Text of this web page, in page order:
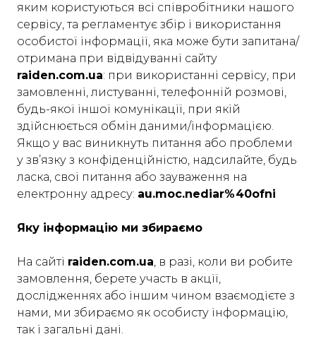
яким користуються всі співробітники нашого
сервісу, та регламентує збір і використання
особистої інформації, яка може бути запитана/
отримана при відвідуванні cайту
raiden.com.ua: при використанні сервісу, при
замовленні, листуванні, телефонній розмові,
будь-якої іншої комунікації, при якій
здійснюється обмін даними/інформацією.
Якщо у вас виникнуть питання або проблеми
у зв’язку з конфіденційністю, надсилайте, будь
ласка, свої питання або зауваження на
електронну адресу: au.moc.nediar%40ofni
Яку інформацію ми збираємо
На cайті raiden.com.ua, в разі, коли ви робите
замовлення, берете участь в акції,
дослідженнях або іншим чином взаємодієте з
нами, ми збираємо як особисту інформацію,
так і загальні дані.